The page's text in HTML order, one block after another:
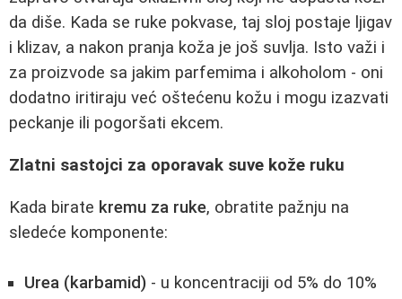
da diše. Kada se ruke pokvase, taj sloj postaje ljigav
i klizav, a nakon pranja koža je još suvlja. Isto važi i
za proizvode sa jakim parfemima i alkoholom - oni
dodatno iritiraju već oštećenu kožu i mogu izazvati
peckanje ili pogoršati ekcem.
Zlatni sastojci za oporavak suve kože ruku
Kada birate kremu za ruke, obratite pažnju na
sledeće komponente:
Urea (karbamid) - u koncentraciji od 5% do 10%